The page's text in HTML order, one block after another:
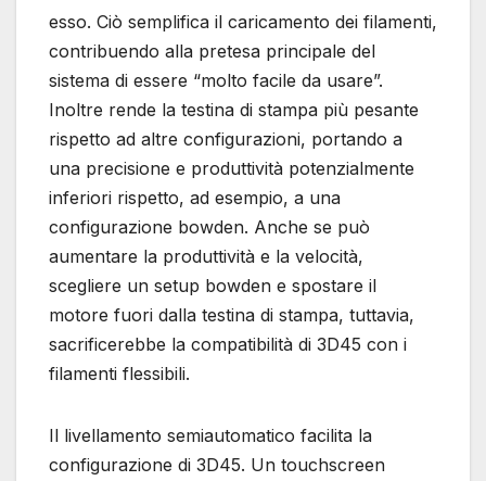
esso. Ciò semplifica il caricamento dei filamenti,
contribuendo alla pretesa principale del
sistema di essere “molto facile da usare”.
Inoltre rende la testina di stampa più pesante
rispetto ad altre configurazioni, portando a
una precisione e produttività potenzialmente
inferiori rispetto, ad esempio, a una
configurazione bowden. Anche se può
aumentare la produttività e la velocità,
scegliere un setup bowden e spostare il
motore fuori dalla testina di stampa, tuttavia,
sacrificerebbe la compatibilità di 3D45 con i
filamenti flessibili.
Il livellamento semiautomatico facilita la
configurazione di 3D45. Un touchscreen